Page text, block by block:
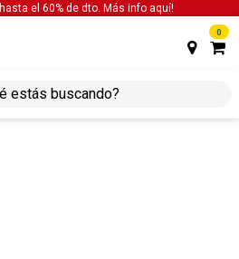
el 60% de dto. Más info aquí!
0
comedor
mesa de